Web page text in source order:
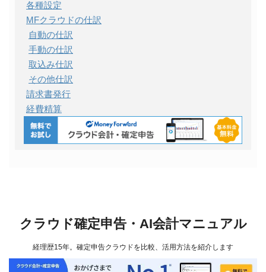
各種設定
MFクラウドの仕訳
自動の仕訳
手動の仕訳
取込み仕訳
その他仕訳
請求書発行
経費精算
クラウド確定申告・AI会計マニュアル
経理歴15年。確定申告クラウドを比較、活用方法を紹介します